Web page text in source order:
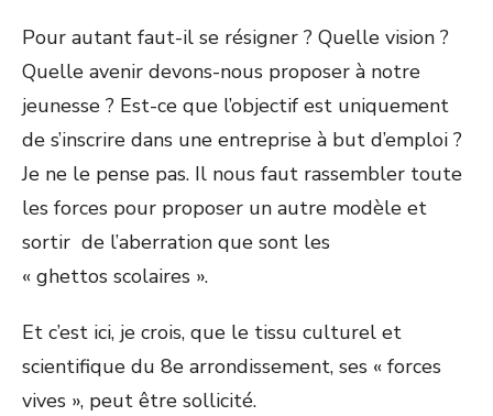
Pour autant faut-il se résigner ? Quelle vision ?
Quelle avenir devons-nous proposer à notre
jeunesse ? Est-ce que l’objectif est uniquement
de s’inscrire dans une entreprise à but d’emploi ?
Je ne le pense pas. Il nous faut rassembler toute
les forces pour proposer un autre modèle et
sortir de l’aberration que sont les
« ghettos scolaires ».
Et c’est ici, je crois, que le tissu culturel et
scientifique du 8e arrondissement, ses « forces
vives », peut être sollicité.